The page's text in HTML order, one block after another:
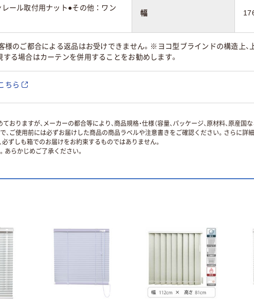
ール取付用ナット●その他：ワン
幅
客様のご都合による返品はお受けできません。※ヨコ型ブラインドの構造上
する場合はカーテンを併用することをお勧めします。
ちら
りますが、メーカーの都合等により、商品規格・仕様（容量、パッケージ、原材料、原産国
ご使用前には必ずお届けした商品の商品ラベルや注意書きをご確認ください。さらに詳
必ずしも箱でのお届けをお約束するものではありません。
らかじめご了承ください。